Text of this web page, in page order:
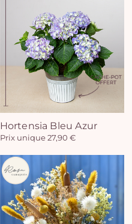
Hortensia Bleu Azur
Prix unique 27,90 €